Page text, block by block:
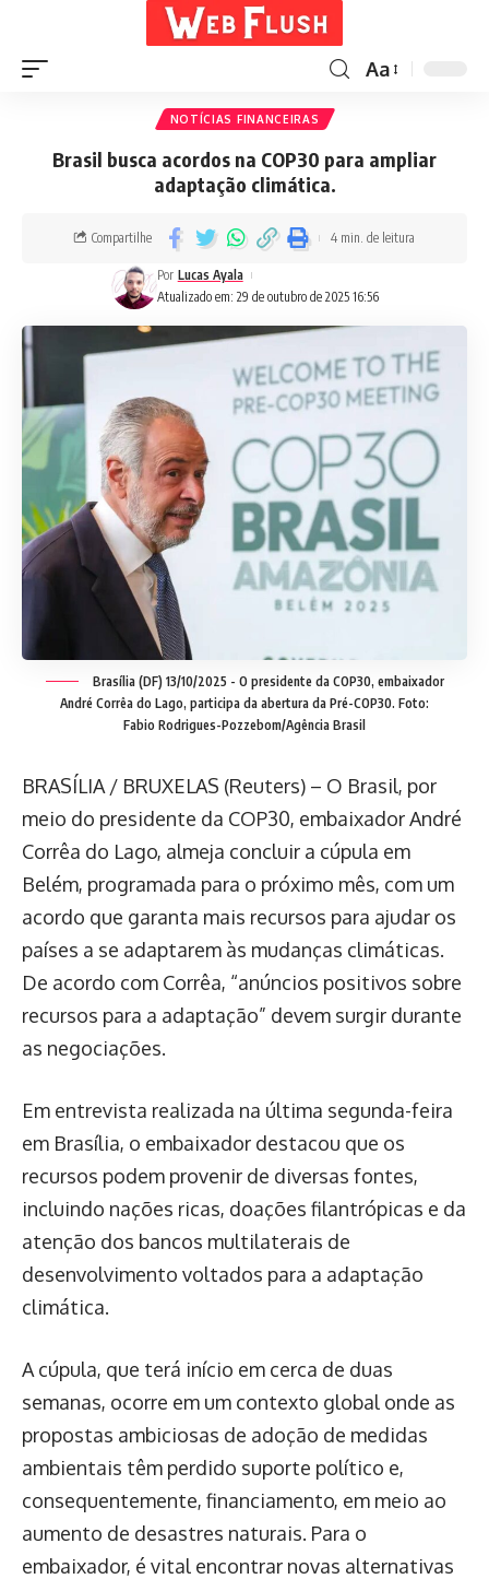
Aa
NOTÍCIAS FINANCEIRAS
Brasil busca acordos na COP30 para ampliar
adaptação climática.
Atualizado em: 29 de outubro de 2025 16:56
Por Lucas Ayala
Compartilhe 4 min. de leitura
Brasília (DF) 13/10/2025 - O presidente da COP30, embaixador
André Corrêa do Lago, participa da abertura da Pré-COP30. Foto:
Fabio Rodrigues-Pozzebom/Agência Brasil
BRASÍLIA / BRUXELAS (Reuters) – O Brasil, por
meio do presidente da COP30, embaixador André
Corrêa do Lago, almeja concluir a cúpula em
Belém, programada para o próximo mês, com um
acordo que garanta mais recursos para ajudar os
países a se adaptarem às mudanças climáticas.
De acordo com Corrêa, “anúncios positivos sobre
recursos para a adaptação” devem surgir durante
as negociações.
Em entrevista realizada na última segunda-feira
em Brasília, o embaixador destacou que os
recursos podem provenir de diversas fontes,
incluindo nações ricas, doações filantrópicas e da
atenção dos bancos multilaterais de
desenvolvimento voltados para a adaptação
climática.
A cúpula, que terá início em cerca de duas
semanas, ocorre em um contexto global onde as
propostas ambiciosas de adoção de medidas
ambientais têm perdido suporte político e,
consequentemente, financiamento, em meio ao
aumento de desastres naturais. Para o
embaixador, é vital encontrar novas alternativas